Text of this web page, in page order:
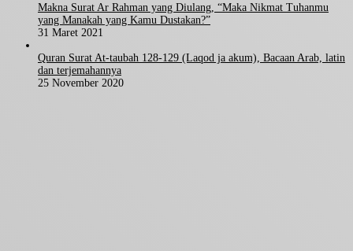
Makna Surat Ar Rahman yang Diulang, “Maka Nikmat Tuhanmu
yang Manakah yang Kamu Dustakan?”
31 Maret 2021
Quran Surat At-taubah 128-129 (Laqod ja akum), Bacaan Arab, latin
dan terjemahannya
25 November 2020